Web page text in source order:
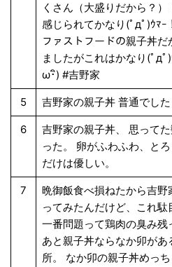
くさん（大盛りだから？）
感じられてかなり(ﾟдﾟ)ｳﾏｰ
ファストフードの親子丼だ
ましたがこれはかなり(ﾟд
ω･ิ) #吉野家
5 吉野家の親子丼 普通でした
6
吉野家の親子丼、 思って
った。 卵がふわふわ、と
だけは優しい。
7
晩御飯食べ損ねたから吉野
ってみたんだけど、これ駄
一番問題って鶏肉の臭み残
あと親子丼ならなか卯があ
所。 なか卯の親子丼めっ